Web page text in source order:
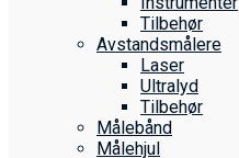
Tilbehør
Avstandsmålere
Laser
Ultralyd
Tilbehør
Målebånd
Målehjul